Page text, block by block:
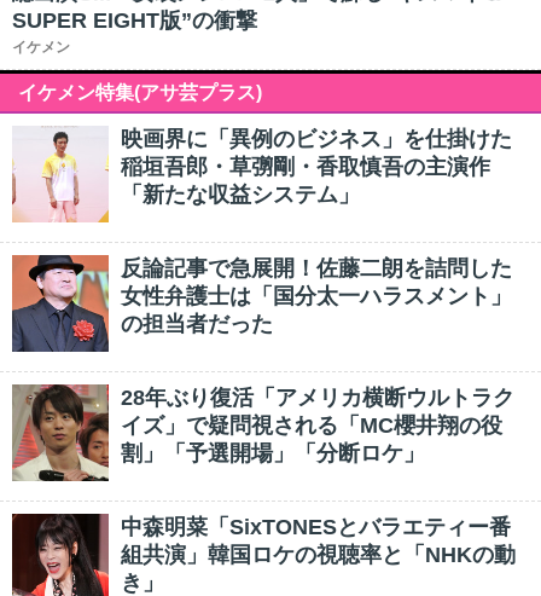
SUPER EIGHT版”の衝撃
イケメン
イケメン特集(アサ芸プラス)
映画界に「異例のビジネス」を仕掛けた
稲垣吾郎・草彅剛・香取慎吾の主演作
「新たな収益システム」
反論記事で急展開！佐藤二朗を詰問した
女性弁護士は「国分太一ハラスメント」
の担当者だった
28年ぶり復活「アメリカ横断ウルトラク
イズ」で疑問視される「MC櫻井翔の役
割」「予選開場」「分断ロケ」
中森明菜「SixTONESとバラエティー番
組共演」韓国ロケの視聴率と「NHKの動
き」